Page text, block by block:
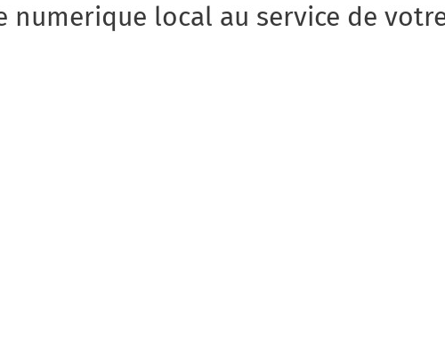
numerique local au service de